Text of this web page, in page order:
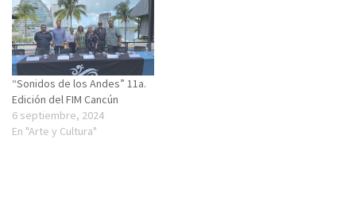
“Sonidos de los Andes” 11a.
Edición del FIM Cancún
6 septiembre, 2024
En "Arte y Cultura"